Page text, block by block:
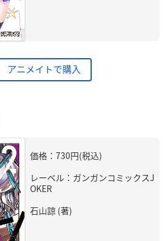
アニメイトで購入
価格：730円(税込)
レーベル：ガンガンコミックスJ
OKER
石山諒 (著)